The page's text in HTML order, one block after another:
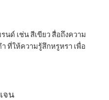
ด์ เช่น สีเขียว สื่อถึงความ
ที่ให้ความรู้สึกหรูหรา เพื่อ
จน